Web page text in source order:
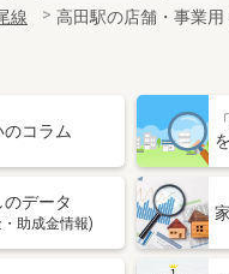
線
高田駅の店舗・事業用
コラム
データ
助成金情報)